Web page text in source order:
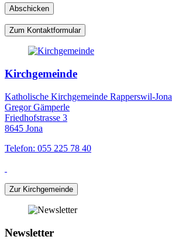
Zum Kontaktformular
Kirchgemeinde
Katholische Kirchgemeinde Rapperswil-Jona
Gregor Gämperle
Friedhofstrasse 3
8645 Jona
Telefon: 055 225 78 40
Zur Kirchgemeinde
Newsletter